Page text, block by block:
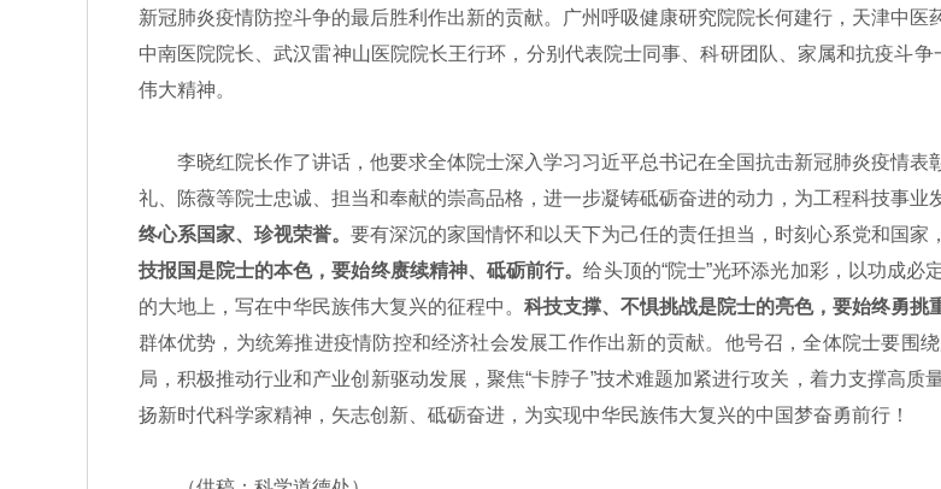
新冠肺炎疫情防控斗争的最后胜利作出新的贡献。广州呼吸健康研究院院长何建行，天津中
中南医院院长、武汉雷神山医院院长王行环，分别代表院士同事、科研团队、家属和抗疫斗
伟大精神。
李晓红院长作了讲话，他要求全体院士深入学习习近平总书记在全国抗击新冠肺炎疫情表
礼、陈薇等院士忠诚、担当和奉献的崇高品格，进一步凝铸砥砺奋进的动力，为工程科技事业
终心系国家、珍视荣誉。 要有深沉的家国情怀和以天下为己任的责任担当，时刻心系党和国家
技报国是院士的本色，要始终赓续精神、砥砺前行。给头顶的“院士”光环添光加彩，以功成
的大地上，写在中华民族伟大复兴的征程中。 科技支撑、不惧挑战是院士的亮色，要始终勇挑
群体优势，为统筹推进疫情防控和经济社会发展工作作出新的贡献。他号召，全体院士要围
局，积极推动行业和产业创新驱动发展，聚焦“卡脖子”技术难题加紧进行攻关，着力支撑高
扬新时代科学家精神，矢志创新、砥砺奋进，为实现中华民族伟大复兴的中国梦奋勇前行！